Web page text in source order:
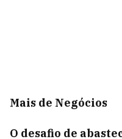
Mais de Negócios
O desafio de